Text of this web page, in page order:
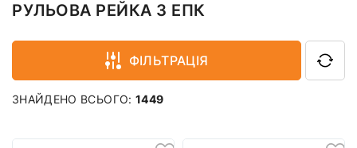
РУЛЬОВА РЕЙКА З ЕПК
ФІЛЬТРАЦІЯ
ЗНАЙДЕНО ВСЬОГО: 1449